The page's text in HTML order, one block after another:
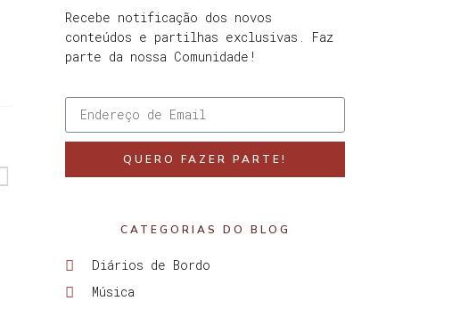
Recebe notificação dos novos
conteúdos e partilhas exclusivas. Faz
parte da nossa Comunidade!
QUERO FAZER PARTE!
CATEGORIAS DO BLOG
Diários de Bordo
Música